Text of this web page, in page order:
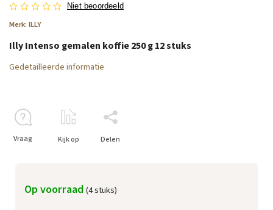
Niet beoordeeld
Merk: ILLY
Op voorraad (4 stuks)
Illy Intenso gemalen koffie 250 g 12 stuks
Gedetailleerde informatie
Vraag Kijk op Delen